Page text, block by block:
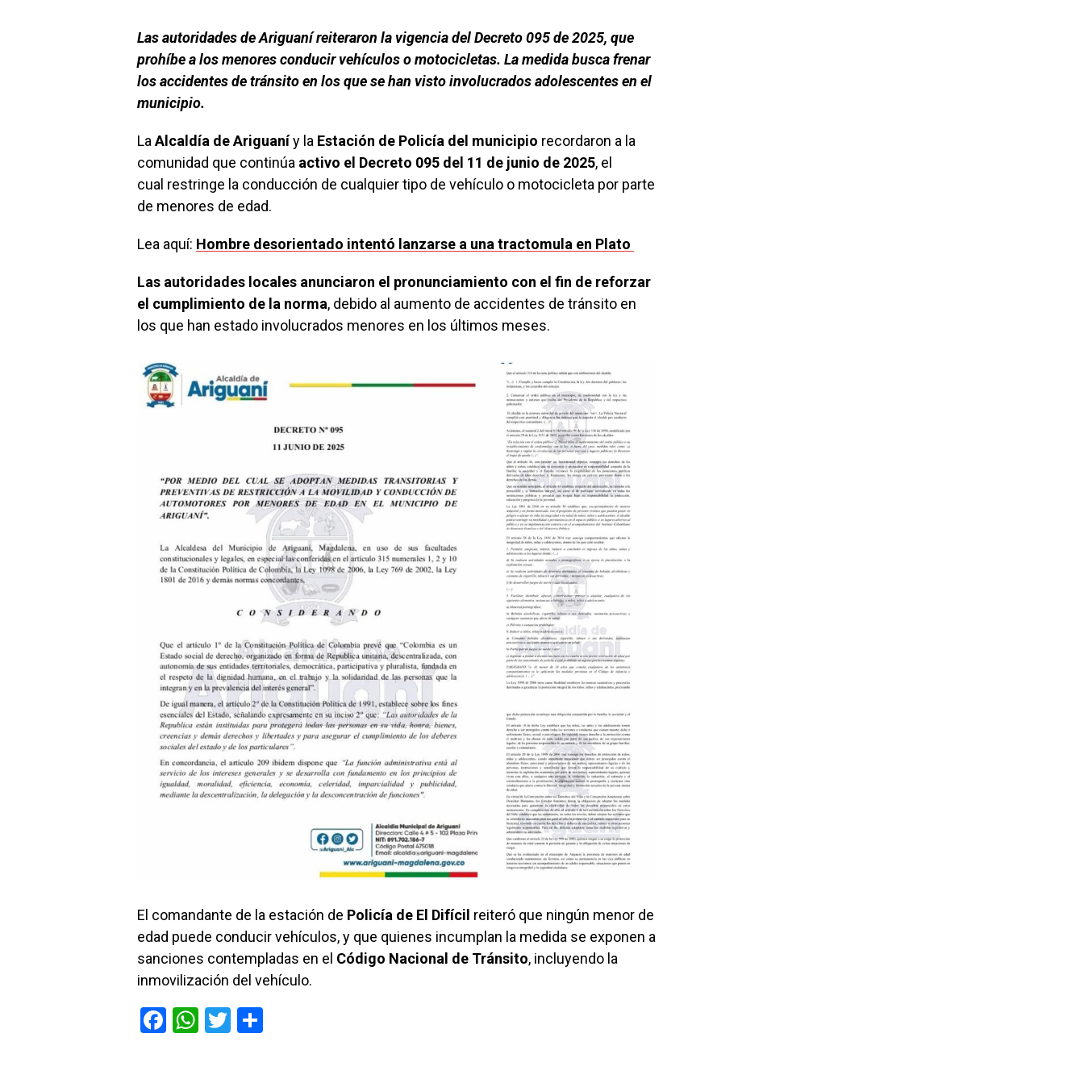
Las autoridades de Ariguaní reiteraron la vigencia del Decreto 095 de 2025, que
prohíbe a los menores conducir vehículos o motocicletas. La medida busca frenar
los accidentes de tránsito en los que se han visto involucrados adolescentes en el
municipio.
La Alcaldía de Ariguaníy la Estación de Policía del municipio recordaron a la
comunidad que continúa activo el Decreto 095 del 11 de junio de 2025, el
cual restringe la conducción de cualquier tipo de vehículo o motocicleta por parte
de menores de edad.
Lea aquí: Hombre desorientado intentó lanzarse a una tractomula en Plato
Las autoridades locales anunciaron el pronunciamiento con el fin de reforzar
el cumplimiento de la norma, debido al aumento de accidentes de tránsito en
los que han estado involucrados menores en los últimos meses.
El comandante de la estación de Policía de El Difícil reiteró que ningún menor de
edad puede conducir vehículos, y que quienes incumplan la medida se exponen a
sanciones contempladas en el Código Nacional de Tránsito, incluyendo la
inmovilización del vehículo.
F
W T